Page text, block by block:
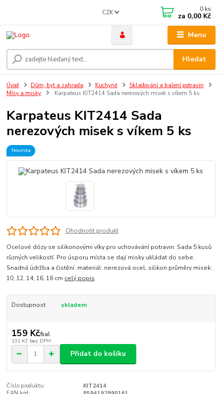
Menu
CZK
Hledat
0 ks
za 0,00 Kč
Úvod Dům, byt a zahrada Kuchyně
Skladování a balení potravin
Mísy a misky
Karpateus KIT2414 Sada nerezových misek s víkem 5 ks
Karpateus KIT2414 Sada
nerezových misek s víkem 5 ks
Novinka
Ohodnotit produkt
Ocelové dózy se silikonovými víky pro uchovávání potravin. Sada 5 kusů
různých velikostí. Pro úsporu místa se dají misky ukládat do sebe.
Snadná údržba a čistění. materiál: nerezová ocel, silikon průměry misek:
10, 12, 14, 16, 18 cm celý popis
Dostupnost skladem
159 Kč/bal
131 Kč bez DPH
Přidat do košíku
Číslo produktu:
KIT2414